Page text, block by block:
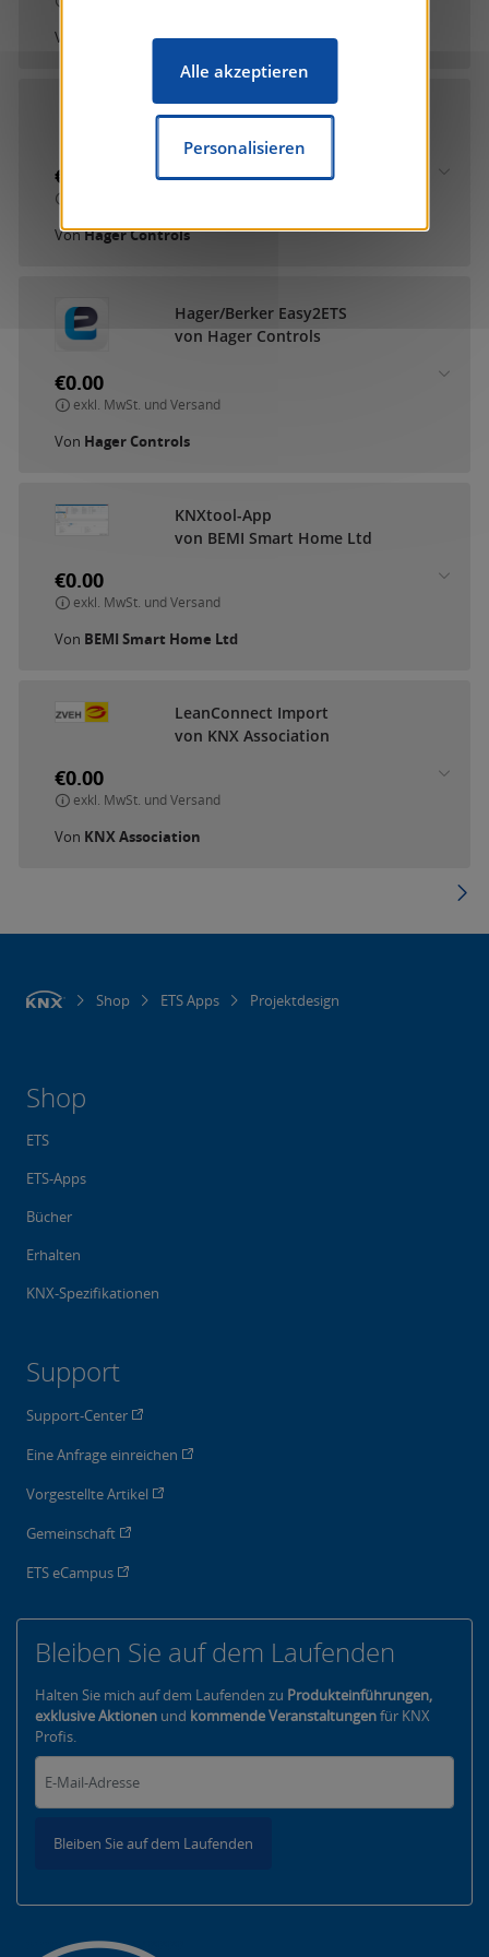
Von Gira Giersiepen GmbH & Co. KG
Hager RF-TP KNX Gateway
€0.00
VonHager Controls
Hager/Berker Easy2ETS
von Hager Controls
€0.00
exkl. MwSt. und Versand
Von Hager Controls
KNXtool-App
von BEMI Smart Home Ltd
€0.00
exkl. MwSt. und Versand
Von BEMI Smart Home Ltd
LeanConnect Import
von KNX Association
€0.00
exkl. MwSt. und Versand
Von KNX Association
Shop ETS Apps Projektdesign
Shop
ETS
ETS-Apps
Bücher
Erhalten
KNX-Spezifikationen
Support
Support-Center
Eine Anfrage einreichen
Vorgestellte Artikel
Gemeinschaft
ETS eCampus
Bleiben Sie auf dem Laufenden
Halten Sie mich auf dem Laufenden zu Produkteinführungen,
exklusive Aktionen und kommende Veranstaltungenfür KNX
Profis.
Bleiben Sie auf dem Laufenden
Alle akzeptieren
Personalisieren